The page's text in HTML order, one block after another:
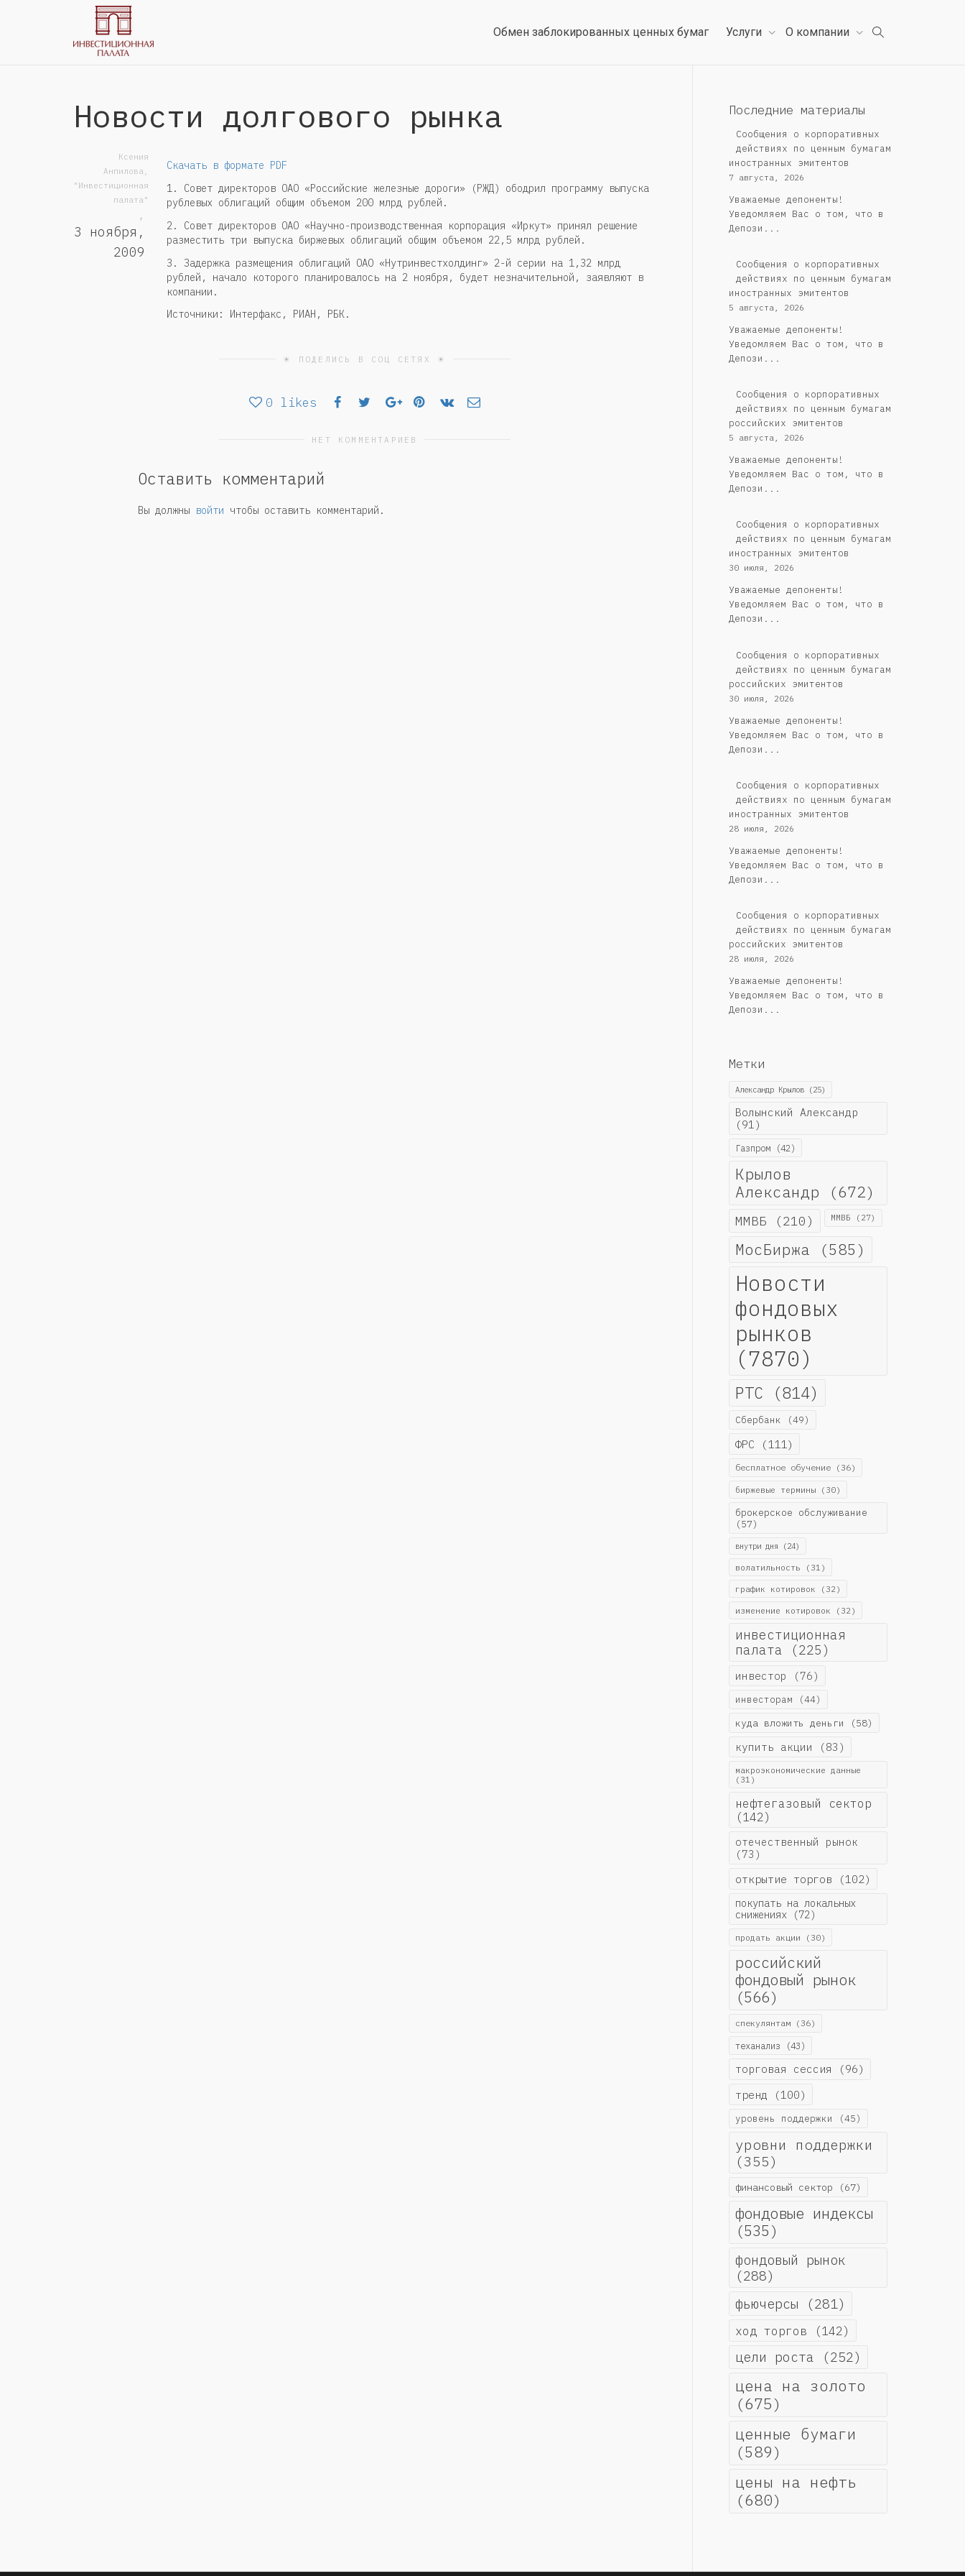
Обмен заблокированных ценных бумаг Услуги О компании
Новости долгового рынка
Ксения
Анпилова,
"Инвестиционная
палата"
,
3 ноября,
2009
Скачать в формате PDF
1. Совет директоров ОАО «Российские железные дороги» (РЖД) ободрил программу выпуска
рублевых облигаций общим объемом 200 млрд рублей.
2. Совет директоров ОАО «Научно-производственная корпорация «Иркут» принял решение
разместить три выпуска биржевых облигаций общим объемом 22,5 млрд рублей.
3. Задержка размещения облигаций ОАО «Нутринвестхолдинг» 2-й серии на 1,32 млрд
рублей, начало которого планировалось на 2 ноября, будет незначительной, заявляют в
компании.
Источники: Интерфакс, РИАН, РБК.
☀ ПОДЕЛИСЬ В СОЦ СЕТЯХ ☀
0 likes
НЕТ КОММЕНТАРИЕВ
Оставить комментарий
Вы должны войти чтобы оставить комментарий.
Последние материалы
Сообщения о корпоративных
действиях по ценным бумагам
иностранных эмитентов
7 августа, 2026
Уважаемые депоненты!
Уведомляем Вас о том, что в
Депози...
Сообщения о корпоративных
действиях по ценным бумагам
иностранных эмитентов
5 августа, 2026
Уважаемые депоненты!
Уведомляем Вас о том, что в
Депози...
Cообщения о корпоративных
действиях по ценным бумагам
российских эмитентов
5 августа, 2026
Уважаемые депоненты!
Уведомляем Вас о том, что в
Депози...
Сообщения о корпоративных
действиях по ценным бумагам
иностранных эмитентов
30 июля, 2026
Уважаемые депоненты!
Уведомляем Вас о том, что в
Депози...
Cообщения о корпоративных
действиях по ценным бумагам
российских эмитентов
30 июля, 2026
Уважаемые депоненты!
Уведомляем Вас о том, что в
Депози...
Сообщения о корпоративных
действиях по ценным бумагам
иностранных эмитентов
28 июля, 2026
Уважаемые депоненты!
Уведомляем Вас о том, что в
Депози...
Cообщения о корпоративных
действиях по ценным бумагам
российских эмитентов
28 июля, 2026
Уважаемые депоненты!
Уведомляем Вас о том, что в
Депози...
Метки
Александр Крылов(25)
Волынский Александр
(91)
Газпром(42)
Крылов
Александр (672)
ММВБ (210) ММВБ (27)
МосБиржа (585)
Новости
фондовых
рынков
(7870)
РТС (814)
Сбербанк (49)
ФРС (111)
бесплатное обучение(36)
биржевые термины(30)
брокерское обслуживание
(57)
внутри дня (24)
волатильность (31)
график котировок (32)
изменение котировок (32)
инвестиционная
палата (225)
инвестор (76)
инвесторам (44)
куда вложить деньги (58)
купить акции (83)
макроэкономические данные
(31)
нефтегазовый сектор
(142)
отечественный рынок
(73)
открытие торгов (102)
покупать на локальных
снижениях(72)
продать акции (30)
российский
фондовый рынок
(566)
спекулянтам(36)
теханализ (43)
торговая сессия (96)
тренд (100)
уровень поддержки (45)
уровни поддержки
(355)
финансовый сектор (67)
фондовые индексы
(535)
фондовый рынок
(288)
фьючерсы (281)
ход торгов (142)
цели роста (252)
цена на золото
(675)
ценные бумаги
(589)
цены на нефть
(680)